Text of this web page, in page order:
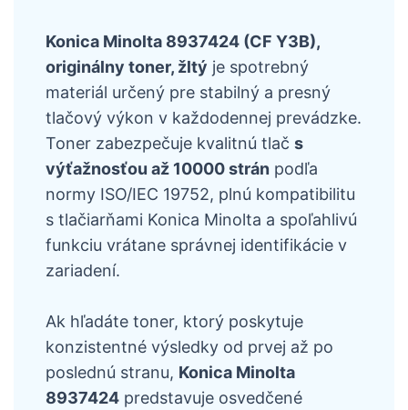
Konica Minolta 8937424 (CF Y3B),
originálny toner, žltý je spotrebný
materiál určený pre stabilný a presný
tlačový výkon v každodennej prevádzke.
Toner zabezpečuje kvalitnú tlač s
výťažnosťou až 10000 strán podľa
normy ISO/IEC 19752, plnú kompatibilitu
s tlačiarňami Konica Minolta a spoľahlivú
funkciu vrátane správnej identifikácie v
zariadení.
Ak hľadáte toner, ktorý poskytuje
konzistentné výsledky od prvej až po
poslednú stranu, Konica Minolta
8937424 predstavuje osvedčené